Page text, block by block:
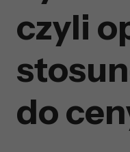
czyli
do